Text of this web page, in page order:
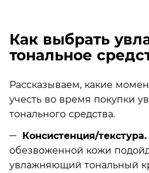
Как выбрать
тональное
Рассказываем, какие
учесть во время покупки
тонального средства.
Консистенция/текстура.
обезвоженной кожи
увлажняющий тональный